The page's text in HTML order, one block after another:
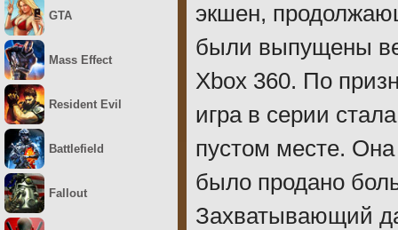
экшен,
были выпущены
Xbox 360. По
игра в серии
пустом месте.
было продано
Захватывающий
GTA
Mass Effect
Resident Evil
Battlefield
Fallout